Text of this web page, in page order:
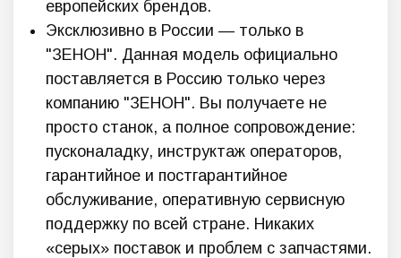
европейских брендов.
Эксклюзивно в России — только в
"ЗЕНОН". Данная модель официально
поставляется в Россию только через
компанию "ЗЕНОН". Вы получаете не
просто станок, а полное сопровождение:
пусконаладку, инструктаж операторов,
гарантийное и постгарантийное
обслуживание, оперативную сервисную
поддержку по всей стране. Никаких
«серых» поставок и проблем с запчастями.